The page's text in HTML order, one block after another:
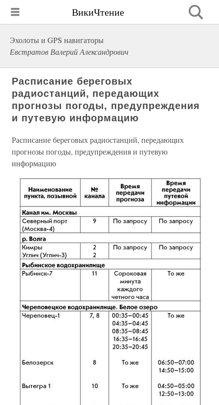
ВикиЧтение
Эхолоты и GPS навигаторы
Евстратов Валерий Александрович
Расписание береговых
радиостанций, передающих
прогнозы погоды, предупреждения
и путевую информацию
Расписание береговых радиостанций, передающих
прогнозы погоды, предупреждения и путевую
информацию